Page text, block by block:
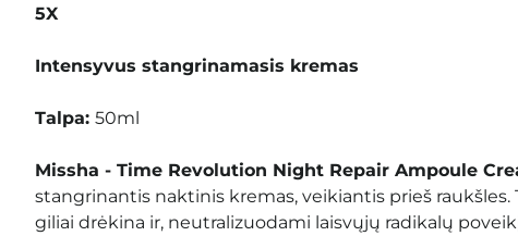
5X
Intensyvus stangrinamasis kremas
Talpa: 50ml
Missha - Time Revolution Night Repair Ampoule
stangrinantis naktinis kremas, veikiantis prieš
giliai drėkina ir, neutralizuodami laisvųjų radikalų